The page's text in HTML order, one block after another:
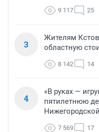
9 117 25
3
Жителям
областную
8 142 14
4
«В руках —
пятилетнюю
7 569 17